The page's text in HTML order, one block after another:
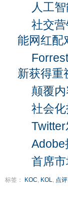
人工
社交
能网红配
新获得重
颠覆
社会
Twitter
Adobe
首席
标签： KOC, KOL, 点评